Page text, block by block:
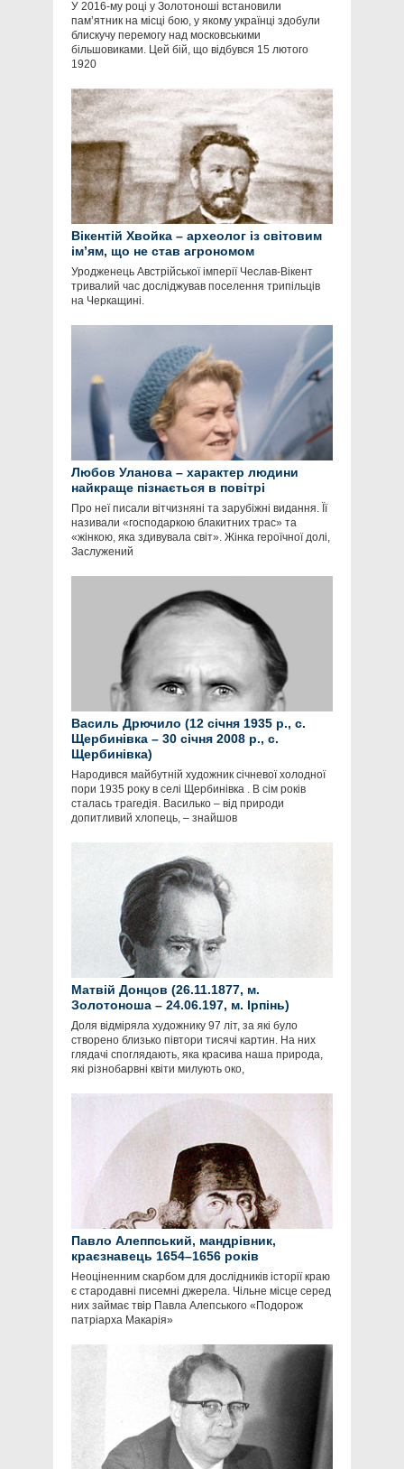
У 2016-му році у Золотоноші встановили
пам’ятник на місці бою, у якому українці здобули
блискучу перемогу над московськими
більшовиками. Цей бій, що відбувся 15 лютого
1920
Вікентій Хвойка – археолог із світовим
ім’ям, що не став агрономом
Уродженець Австрійської імперії Чеслав-Вікент
тривалий час досліджував поселення трипільців
на Черкащині.
Любов Уланова – характер людини
найкраще пізнається в повітрі
Про неї писали вітчизняні та зарубіжні видання. Її
називали «господаркою блакитних трас» та
«жінкою, яка здивувала світ». Жінка героїчної долі,
Заслужений
Василь Дрючило (12 січня 1935 р., с.
Щербинівка – 30 січня 2008 р., с.
Щербинівка)
Народився майбутній художник січневої холодної
пори 1935 року в селі Щербинівка . В сім років
сталась трагедія. Василько – від природи
допитливий хлопець, – знайшов
Матвій Донцов (26.11.1877, м.
Золотоноша – 24.06.197, м. Ірпінь)
Доля відміряла художнику 97 літ, за які було
створено близько півтори тисячі картин. На них
глядачі споглядають, яка красива наша природа,
які різнобарвні квіти милують око,
Павло Алеппський, мандрівник,
краєзнавець 1654–1656 років
Неоціненним скарбом для дослідників історії краю
є стародавні писемні джерела. Чільне місце серед
них займає твір Павла Алепського «Подорож
патріарха Макарія»